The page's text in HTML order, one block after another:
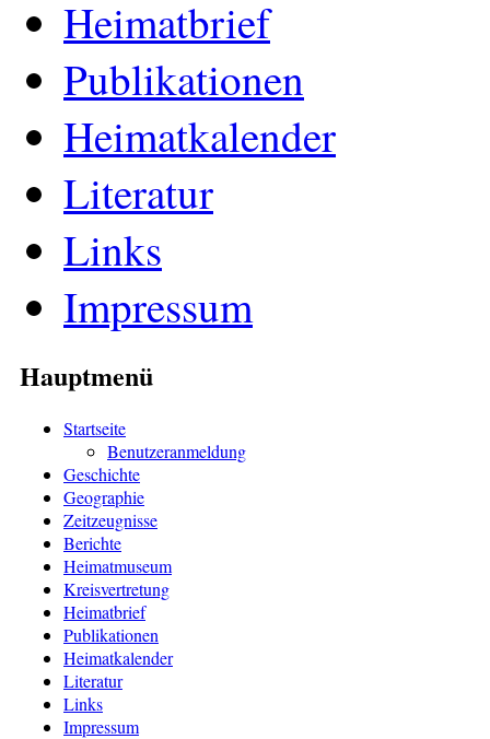
Heimatbrief
Publikationen
Heimatkalender
Literatur
Links
Impressum
Hauptmenü
Startseite
Benutzeranmeldung
Geschichte
Geographie
Zeitzeugnisse
Berichte
Heimatmuseum
Kreisvertretung
Heimatbrief
Publikationen
Heimatkalender
Literatur
Links
Impressum